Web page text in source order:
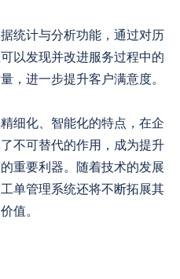
统计与分析功能，通过对历
以发现并改进服务过程中的
，进一步提升客户满意度。
细化、智能化的特点，在企
不可替代的作用，成为提升
重要利器。随着技术的发展
单管理系统还将不断拓展其
值。